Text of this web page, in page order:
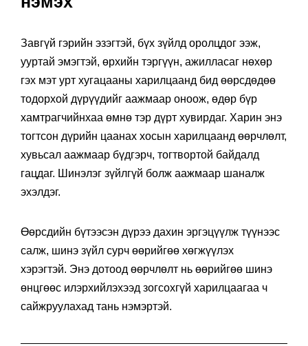
Завгүй гэрийн эзэгтэй, бүх зүйлд оролцдог ээж,
ууртай эмэгтэй, өрхийн тэргүүн, ажилласаг нөхөр
гэх мэт урт хугацааны харилцаанд бид өөрсдөдөө
тодорхой дүрүүдийг аажмаар оноож, өдөр бүр
хамтрагчийнхаа өмнө тэр дүрт хувирдаг. Харин энэ
тогтсон дүрийн цаанах хосын харилцаанд өөрчлөлт,
хувьсал аажмаар бүдгэрч, тогтвортой байдалд
гацдаг. Шинэлэг зүйлгүй болж аажмаар шаналж
эхэлдэг.
Өөрсдийн бүтээсэн дүрээ дахин эргэцүүлж түүнээс
салж, шинэ зүйл сурч өөрийгөө хөгжүүлэх
хэрэгтэй. Энэ дотоод өөрчлөлт нь өөрийгөө шинэ
өнцгөөс илэрхийлэхээд зогсохгүй харилцаагаа ч
сайжруулахад тань нэмэртэй.